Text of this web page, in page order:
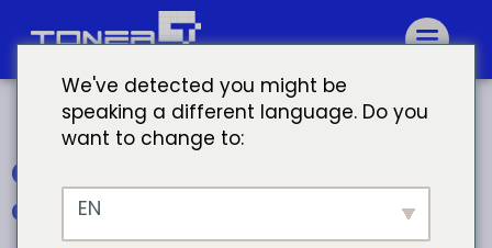
Cartouche de toner
compatible Samsung
We've detected you might be
speaking a different language. Do you
want to change to:
EN